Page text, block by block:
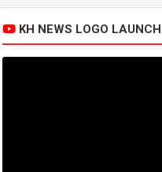
KH NEWS LOGO LAUNCH